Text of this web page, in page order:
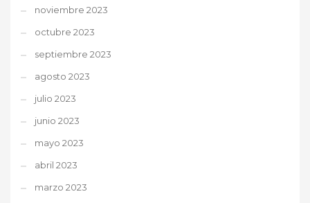
noviembre 2023
octubre 2023
septiembre 2023
agosto 2023
julio 2023
junio 2023
mayo 2023
abril 2023
marzo 2023